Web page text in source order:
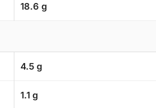
18.6 g
4.5 g
1.1 g